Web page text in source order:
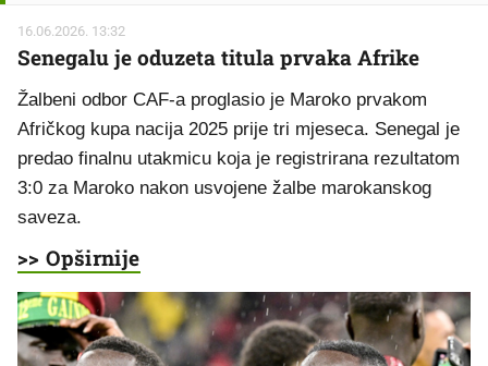
16.06.2026. 13:32
Senegalu je oduzeta titula prvaka Afrike
Žalbeni odbor CAF-a proglasio je Maroko prvakom
Afričkog kupa nacija 2025 prije tri mjeseca. Senegal je
predao finalnu utakmicu koja je registrirana rezultatom
3:0 za Maroko nakon usvojene žalbe marokanskog
saveza.
>> Opširnije